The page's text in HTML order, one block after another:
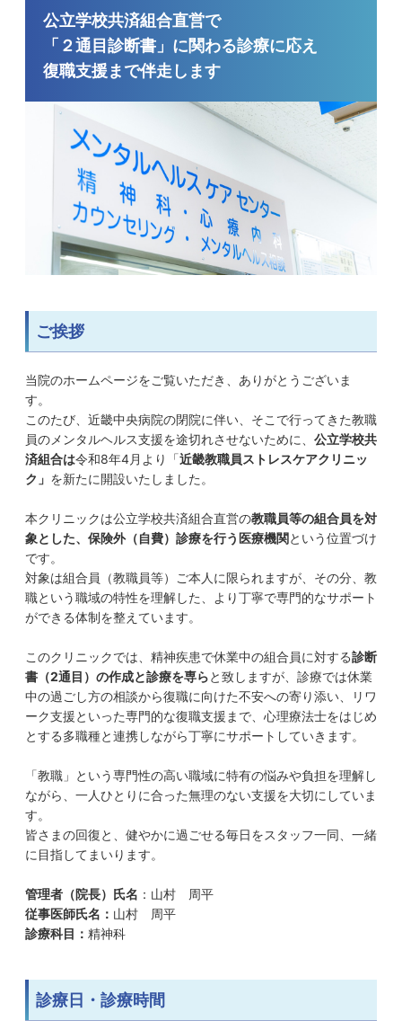
公立学校共済組合直営で
「２通目診断書」に関わる診療に応え
復職支援まで伴走します
ご挨拶
当院のホームページをご覧いただき、ありがとうございま
す。
このたび、近畿中央病院の閉院に伴い、そこで行ってきた教職
員のメンタルヘルス支援を途切れさせないために、 公立学校共
済組合は令和8年4月より「近畿教職員ストレスケアクリニッ
ク」 を新たに開設いたしました。
本クリニックは公立学校共済組合直営の教職員等の組合員を対
象とした、保険外（自費）診療を行う医療機関という位置づけ
です。
対象は組合員（教職員等）ご本人に限られますが、その分、教
職という職域の特性を理解した、より丁寧で専門的なサポート
ができる体制を整えています。
このクリニックでは、精神疾患で休業中の組合員に対する診断
書（2通目）の作成と診療を専らと致しますが、診療では休業
中の過ごし方の相談から復職に向けた不安への寄り添い、リワ
ーク支援といった専門的な復職支援まで、心理療法士をはじめ
とする多職種と連携しながら丁寧にサポートしていきます。
「教職」という専門性の高い職域に特有の悩みや負担を理解し
ながら、一人ひとりに合った無理のない支援を大切にしていま
す。
皆さまの回復と、健やかに過ごせる毎日をスタッフ一同、一緒
に目指してまいります。
管理者（院長）氏名 ：山村 周平
従事医師氏名： 山村 周平
診療科目： 精神科
診療日・診療時間